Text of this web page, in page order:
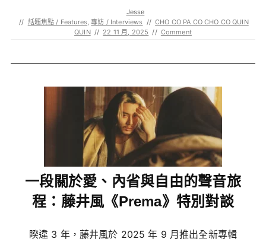
Jesse
// 話題焦點 / Features,專訪 / Interviews // CHO CO PA CO CHO CO QUIN
QUIN // 22 11 月, 2025 // Comment
一段關於愛、內省與自由的聲音旅
程：藤井風《Prema》特別對談
睽違 3 年，藤井風於 2025 年 9 月推出全新專輯